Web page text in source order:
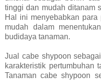
tinggi dan mudah ditanam
Hal ini menyebabkan
mudah dalam
budidaya tanaman.
Jual cabe shypoon
karakteristik pertumbuhan
Tanaman cabe shypoon